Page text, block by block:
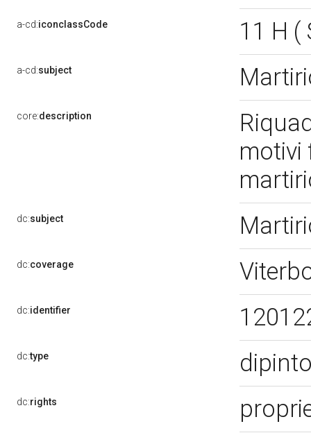
a-cd:iconclassCode 11 H (
a-cd:subject
core:description
motivi
dc:subject
dc:coverage
dc:identifier
dc:type
dc:rights